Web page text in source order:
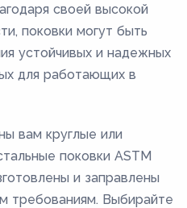
своей высокой
поковки могут быть
устойчивых и надежных
для работающих в
вам круглые или
поковки ASTM
и заправлены
требованиям. Выбирайте